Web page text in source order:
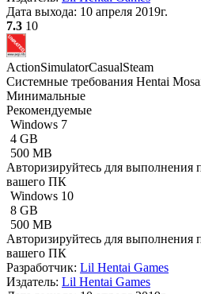
Дата выхода: 10 апреля 2019г.
7.3 10
ActionSimulatorCasualSteam
Системные требования Hentai
Минимальные
Рекомендуемые
Windows 7
4 GB
500 MB
Авторизируйтесь для выполнения
вашего ПК
Windows 10
8 GB
500 MB
Авторизируйтесь для выполнения
вашего ПК
Разработчик: Lil Hentai Games
Издатель: Lil Hentai Games